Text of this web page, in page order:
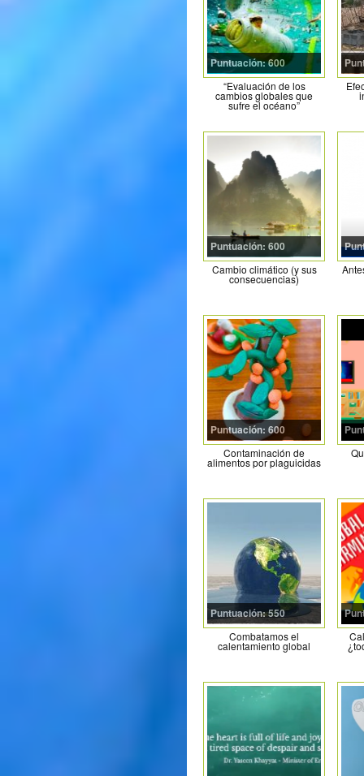
Puntuación: 600
“Evaluación de los
cambios globales que
sufre el océano”
Puntuación: 600
Cambio climático (y sus
consecuencias)
Puntuación: 600
Contaminación de
alimentos por plaguicidas
Puntuación: 550
Combatamos el
calentamiento global